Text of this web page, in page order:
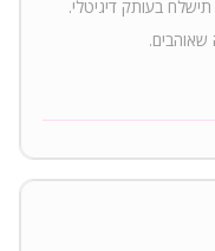
בעותק דיגיטלי.
שאוהבים.